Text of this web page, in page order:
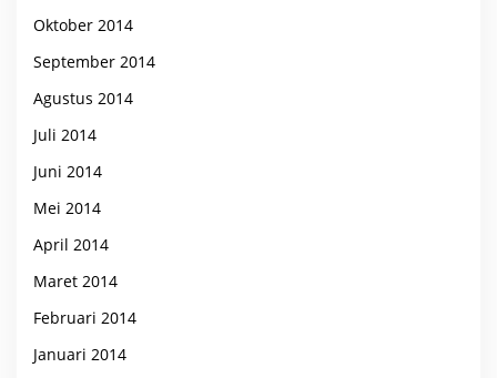
Oktober 2014
September 2014
Agustus 2014
Juli 2014
Juni 2014
Mei 2014
April 2014
Maret 2014
Februari 2014
Januari 2014